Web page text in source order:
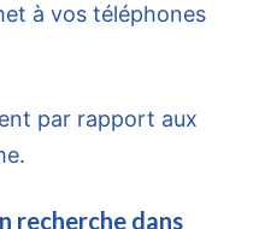
à vos téléphones
par rapport aux
recherche dans